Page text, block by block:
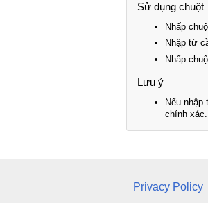
Sử dụng chuột
Nhấp
Nhập từ
Nhấp
Lưu ý
Nếu nhập
chính xác.
Privacy Policy